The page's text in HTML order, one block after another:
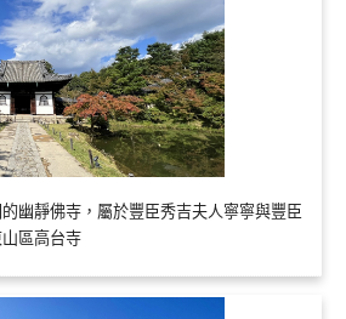
幽靜佛寺，屬於豐臣秀吉夫人寧寧與豐臣
區高台寺